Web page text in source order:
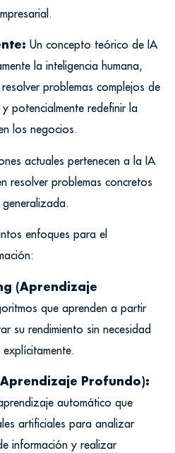
Un concepto teórico de IA
la inteligencia humana,
problemas complejos de
potencialmente redefinir la
los negocios.
actuales pertenecen a la IA
resolver problemas concretos
enfoques para el
(Aprendizaje
que aprenden a partir
su rendimiento sin necesidad
Profundo):
automático que
artificiales para analizar
información y realizar